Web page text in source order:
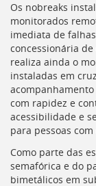
Os nobreaks
monitorados
imediata de
concessionária
realiza ainda o
instaladas em
com rapidez e
acessibilidade e
para pessoas
Como parte das
semafórica e do
bimetálicos em